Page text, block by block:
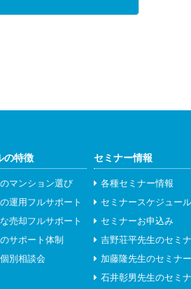
の特徴
マンション選び
運用フルサポート
売却フルサポート
サポート体制
別相談会
セミナー情報
各種セミナー情報
セミナースケジュール
セミナーお申込み
吉野荘平先生のセミ
加藤隆先生のセミナー
石井彰男先生のセミ